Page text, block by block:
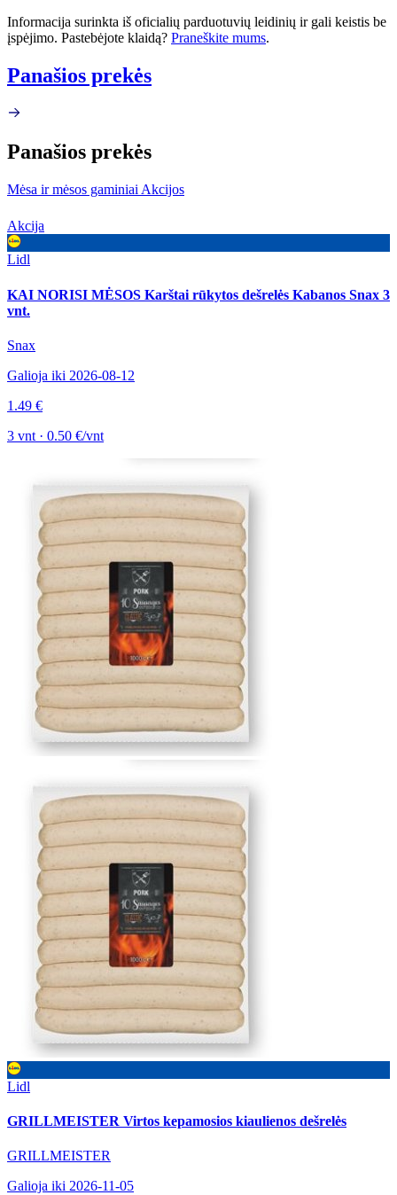
Informacija surinkta iš oficialių parduotuvių leidinių ir gali keistis be
įspėjimo. Pastebėjote klaidą? Praneškite mums.
Panašios prekės
Panašios prekės
Mėsa ir mėsos gaminiai Akcijos
Akcija
Lidl
KAI NORISI MĖSOS Karštai rūkytos dešrelės Kabanos Snax 3
vnt.
Snax
Galioja iki 2026-08-12
1.49 €
3 vnt · 0.50 €/vnt
Lidl
GRILLMEISTER Virtos kepamosios kiaulienos dešrelės
GRILLMEISTER
Galioja iki 2026-11-05